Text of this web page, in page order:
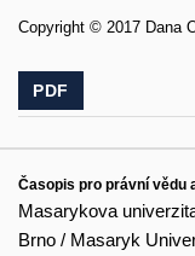
Copyright © 2017 Dana
PDF
Časopis pro právní vědu
Masarykova
Brno / Masaryk